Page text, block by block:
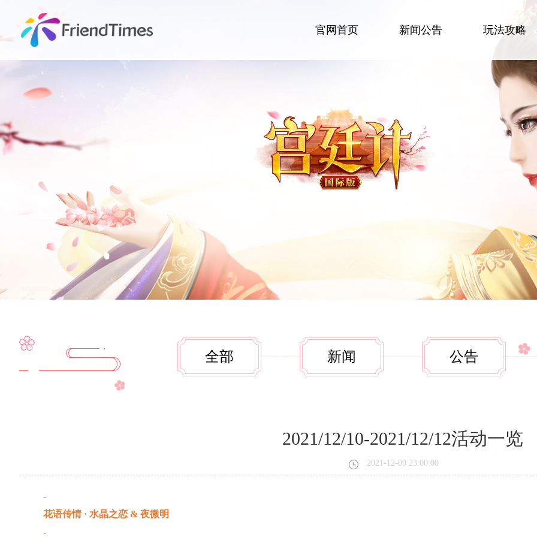
官网首页 新闻公告 玩法攻略
全部 新闻 公告
2021/12/10-2021/12/12活动一览
2021-12-09 23:00:00
-
花语传情 · 水晶之恋 & 夜微明
-